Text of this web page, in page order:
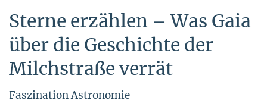
Sterne erzählen – Was Gaia
über die Geschichte der
Milchstraße verrät
Faszination Astronomie